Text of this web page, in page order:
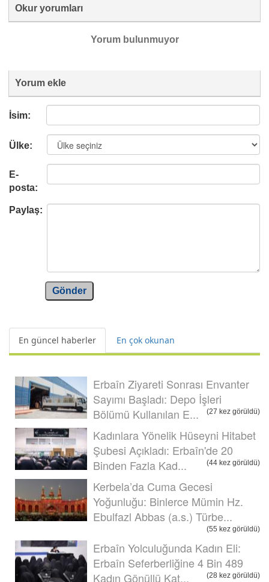
Okur yorumları
Yorum bulunmuyor
Yorum ekle
İsim:
Ülke:
E-
posta:
Paylaş:
Gönder
En güncel haberler En çok okunan
Erbaîn Ziyareti Sonrası Envanter
Sayımı Başladı: Depo İşleri
Bölümü Kullanılan E...
(27 kez görüldü)
Kadınlara Yönelik Hüseyni Hitabet
Şubesi Açıkladı: Erbaîn'de 20
Binden Fazla Kad...
(44 kez görüldü)
Kerbela’da Cuma Gecesi
Yoğunluğu: Binlerce Mümin Hz.
Ebulfazl Abbas (a.s.) Türbe...
(55 kez görüldü)
Erbaîn Yolculuğunda Kadın Eli:
Erbaîn Seferberliğine 4 Bin 489
Kadın Gönüllü Kat...
(28 kez görüldü)